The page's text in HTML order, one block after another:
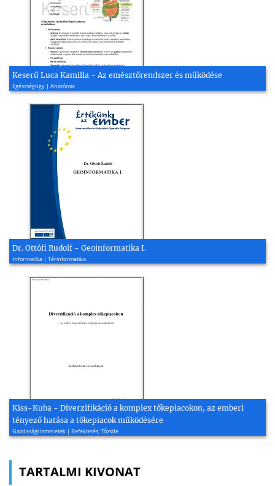
Keserű Luca Kamilla - Az emésztőrendszer és működése
Egészségügy | Anatómia
Dr. Ottófi Rudolf - Geoinformatika I.
Informatika | Térinformatika
Kiss-Kuba - Diverzifikáció a komplex tőkepiacokon, az emberi
tényező hatása a tőkepiacok működésére
Gazdasági Ismeretek | Befektetés, Tőzsde
TARTALMI KIVONAT